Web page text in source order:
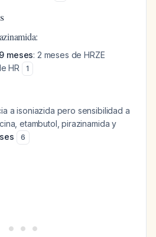
9 meses: 2 meses de HRZE
HR
1
a isoniazida pero sensibilidad a
etambutol, pirazinamida y
6